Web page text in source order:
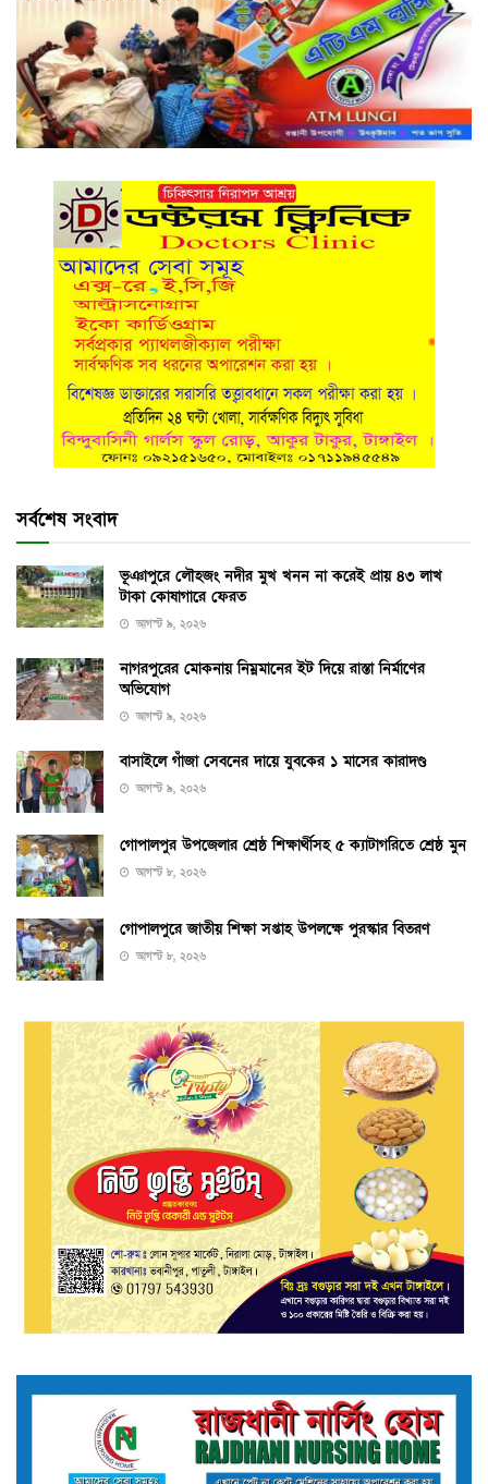
সর্বশেষ সংবাদ
ভূঞাপুরে লৌহজং নদীর মুখ খনন না করেই প্রায় ৪৩ লাখ
টাকা কোষাগারে ফেরত
আগস্ট ৯, ২০২৬
নাগরপুরের মোকনায় নিম্নমানের ইট দিয়ে রাস্তা নির্মাণের
অভিযোগ
আগস্ট ৯, ২০২৬
বাসাইলে গাঁজা সেবনের দায়ে যুবকের ১ মাসের কারাদণ্ড
আগস্ট ৯, ২০২৬
গোপালপুর উপজেলার শ্রেষ্ঠ শিক্ষার্থীসহ ৫ ক্যাটাগরিতে শ্রেষ্ঠ মুন
আগস্ট ৮, ২০২৬
গোপালপুরে জাতীয় শিক্ষা সপ্তাহ উপলক্ষে পুরস্কার বিতরণ
আগস্ট ৮, ২০২৬